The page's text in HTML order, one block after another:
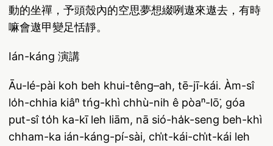
動的坐禪，予頭殼內的空思夢想綴咧遨來遨去，有時
嘛會遨甲變足恬靜。
Ián-káng 演講
Āu-lé-pài koh beh khui-têng–ah, tē-jī-kái. Àm-sî
lo̍h-chhia kiâⁿ tńg-khì chhù-nih ê pòaⁿ-lō͘, góa
put-sî to̍h ka-kī leh liām, nā sió-ha̍k-seng beh-khì
chham-ka ián-káng-pí-sài, chi̍t-kái-chi̍t-kái leh